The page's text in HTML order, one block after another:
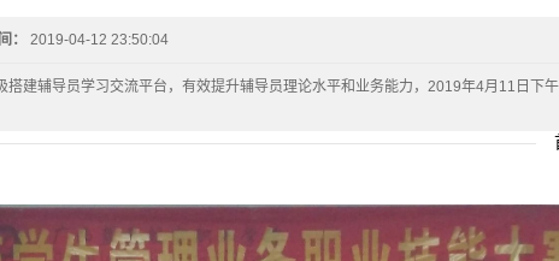
： 2019-04-12 23:50:04
建辅导员学习交流平台，有效提升辅导员理论水平和业务能力，2019年4月11日下